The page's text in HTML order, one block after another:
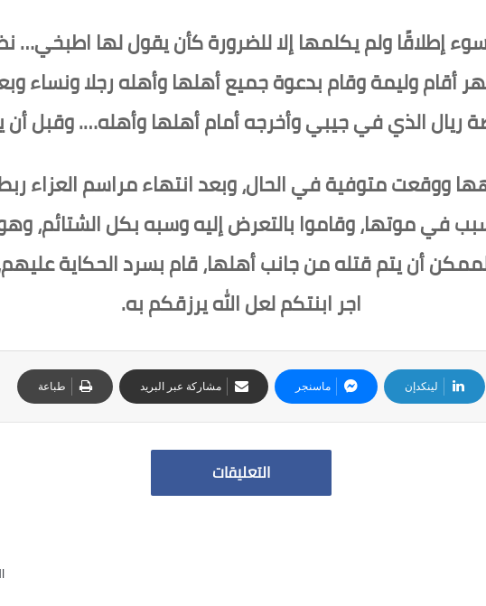
إطلاقًا ولم يكلمها إلا للضرورة كأن يقول لها
أقام وليمة وقام بدعوة جميع أهلها وأهله رجلا ونساء
الذي في جيبي وأخرجه أمام أهلها وأهله…. وقبل
متوفية في الحال، وبعد انتهاء مراسم العزاء ربط
في موتها، وقاموا بالتعرض إليه وسبه بكل الشتائم،
أن يتم قتله من جانب أهلها، قام بسرد الحكاية
اجر ابنتكم لعل الله يرزقكم به.
لينكدإن ماسنجر مشاركة عبر البريد طباعة
التعليقات